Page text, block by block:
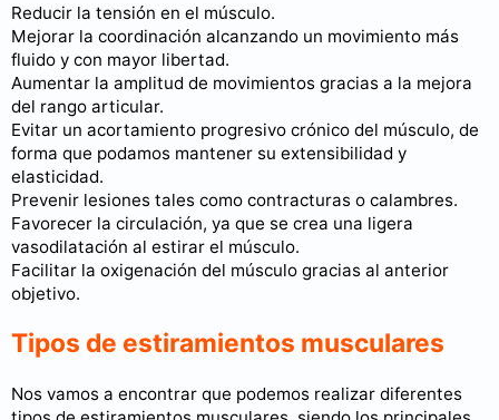
Reducir la tensión en el músculo.
Mejorar la coordinación alcanzando un movimiento más
fluido y con mayor libertad.
Aumentar la amplitud de movimientos gracias a la mejora
del rango articular.
Evitar un acortamiento progresivo crónico del músculo, de
forma que podamos mantener su extensibilidad y
elasticidad.
Prevenir lesiones tales como contracturas o calambres.
Favorecer la circulación, ya que se crea una ligera
vasodilatación al estirar el músculo.
Facilitar la oxigenación del músculo gracias al anterior
objetivo.
Tipos de estiramientos musculares
Nos vamos a encontrar que podemos realizar diferentes